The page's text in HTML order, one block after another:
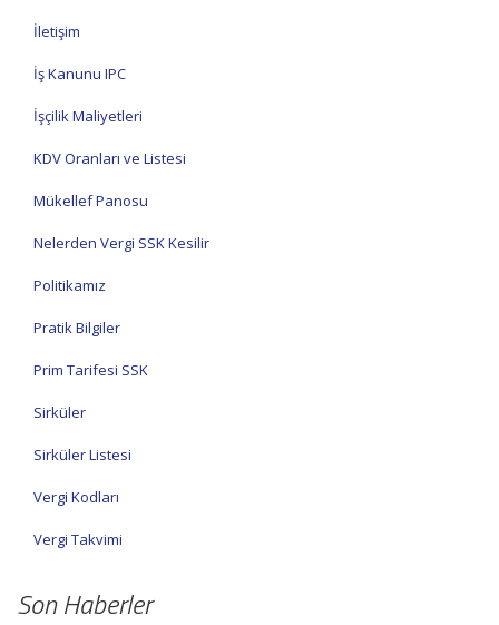
İletişim
İş Kanunu IPC
İşçilik Maliyetleri
KDV Oranları ve Listesi
Mükellef Panosu
Nelerden Vergi SSK Kesilir
Politikamız
Pratik Bilgiler
Prim Tarifesi SSK
Sirküler
Sirküler Listesi
Vergi Kodları
Vergi Takvimi
Son Haberler